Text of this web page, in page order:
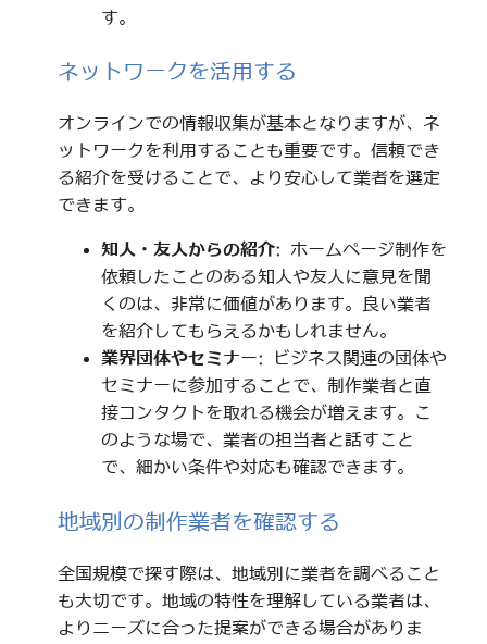
す。
ネットワークを活用する
オンラインでの情報収集が基本となりますが、ネ
ットワークを利用することも重要です。信頼でき
る紹介を受けることで、より安心して業者を選定
できます。
知人・友人からの紹介: ホームページ制作を
依頼したことのある知人や友人に意見を聞
くのは、非常に価値があります。良い業者
を紹介してもらえるかもしれません。
業界団体やセミナー: ビジネス関連の団体や
セミナーに参加することで、制作業者と直
接コンタクトを取れる機会が増えます。こ
のような場で、業者の担当者と話すこと
で、細かい条件や対応も確認できます。
地域別の制作業者を確認する
全国規模で探す際は、地域別に業者を調べること
も大切です。地域の特性を理解している業者は、
よりニーズに合った提案ができる場合がありま